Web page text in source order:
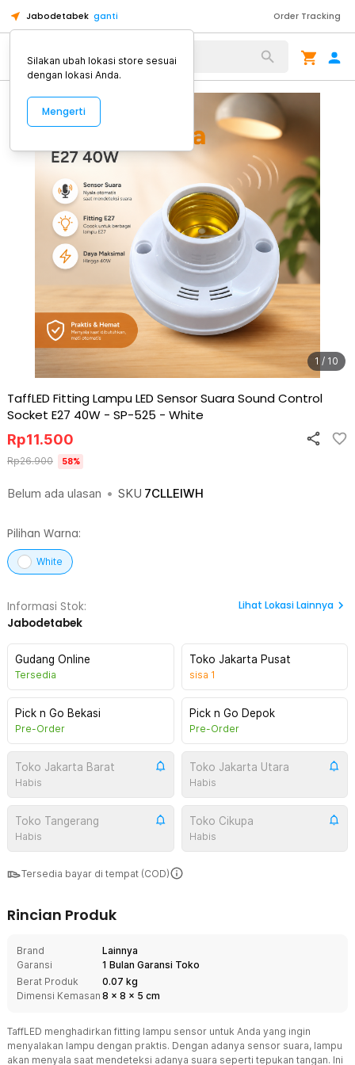
Jabodetabek ganti Order Tracking
Alat Kopi
1 / 10
TaffLED Fitting Lampu LED Sensor Suara Sound Control
Socket E27 40W - SP-525 - White
Belum ada ulasan • SKU 7CLLEIWH
Rp11.500
Rp26.900 58%
Pilihan Warna:
White
Informasi Stok:
Jabodetabek
Lihat Lokasi Lainnya
Gudang Online
Tersedia
Toko Jakarta Pusat
sisa 1
Pick n Go Bekasi
Pre-Order
Pick n Go Depok
Pre-Order
Toko Jakarta Barat
Habis
Toko Jakarta Utara
Habis
Toko Tangerang
Habis
Toko Cikupa
Habis
Tersedia bayar di tempat (COD)
Rincian Produk
Brand
Lainnya
Garansi
1 Bulan Garansi Toko
Berat Produk
0.07 kg
Dimensi Kemasan 8 x 8 x 5 cm
TaffLED menghadirkan fitting lampu sensor untuk Anda yang ingin
menyalakan lampu dengan praktis. Dengan adanya sensor suara, lampu
akan menyala saat mendeteksi adanya suara seperti tepukan tangan. Ini
Silakan ubah lokasi store sesuai
dengan lokasi Anda.
Mengerti